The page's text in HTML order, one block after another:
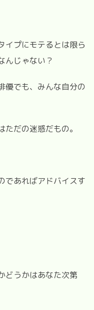
イプにモテるとは限ら
んじゃない？
優でも、みんな自分の
だの迷惑だもの。
であればアドバイスす
どうかはあなた次第